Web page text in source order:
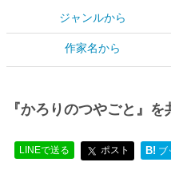
ジャンルから
作家名から
『かろりのつやごと』を
LINEで送る ポスト B! ブ